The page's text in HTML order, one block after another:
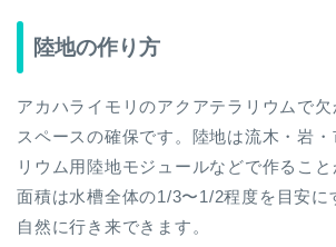
陸地の作り方
アカハライモリのアクアテラリウムで
スペースの確保です。陸地は流木・岩
リウム用陸地モジュールなどで作るこ
面積は水槽全体の1/3〜1/2程度を目安に
自然に行き来できます。